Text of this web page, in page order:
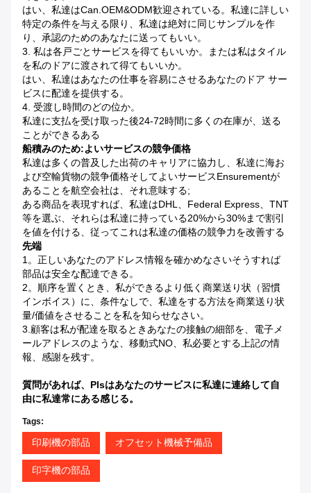
はい、私達はcan.OEM&ODM歓迎されている。私達に詳しい
特定の条件を与える限り、私達は絶対に同じサンプルを作
り、承認のためのあなたに送ってもいい。
3. 私は各戸ごとサービスを得てもいいか。または私はタイル
を私のドアに渡されて得てもいいか。
はい、私達はあなたの仕事を容易にさせるあなたのドア サー
ビスに配達を提供する。
4. 受渡し時間のどの位か。
私達に支払を受け取った後24-72時間に多くの在庫が、送る
ことができるある
船積みのため:よいサービスの競争価格
私達は多くの普及した出荷のキャリアに協力し、私達に海お
よび空輸貨物の競争価格そしてよいサービスensurementが
あることを航空会社は、それ意味する;
ある商品を表現すれば、私達はDHL、Federal Express、TNT
等を選ぶ、それらは私達に持っている20%から30%まで割引
を値を付ける、従ってこれは私達の価格の競争力を改善する
先端
1。正しいあなたのアドレス情報を確かめなさいそうすれば
部品は安全な配達できる。
2。順序を置くとき、私ができるより低く商業送り状（習慣
インボイス）に、条件なしで、私達をする方法を商業送り状
量/価値をさせることを私を知らせなさい。
3.顧客は私が配達を取るときあなたの接触の細部を、電子メ
ールアドレスのような、移動式NO、私必要とする上記の情
報、感謝を残す。
質問があれば、plsはあなたのサービスに私達に連絡して自
由に私達常にある感じる。
Tags:
印刷機の部品 オフセット機械予備品
印字機の部品